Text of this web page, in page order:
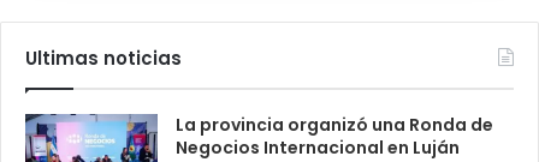
Ultimas noticias
La provincia organizó una Ronda de
Negocios Internacional en Luján